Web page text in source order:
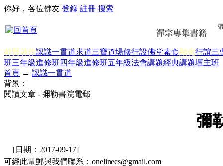
你好，各位佛友 登錄 註冊 搜索
前賢著作認識一貫道求道三寶道場修行設佛堂素食顯化行誼三
班三年級進修班四年級進修班五年級法會講題經典講題壇主班
首頁 → 認識一貫道
背景：
閱讀文章 - 彌勒書院電郵
彌
[日期：2017-09-17]
可經此電郵與我們聯系：onelinecs@gmail.com